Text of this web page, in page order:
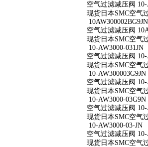
空气过滤减压阀 10-
现货日本SMC空气
10AW300002BG9JN
空气过滤减压阀
现货日本SMC空气
10-AW3000-031JN
空气过滤减压阀 10-
现货日本SMC空气
10-AW300003G9JN
空气过滤减压阀 10-
现货日本SMC空气
10-AW3000-03G9N
空气过滤减压阀 10-
现货日本SMC空气
10-AW3000-03-JN
空气过滤减压阀 10-
现货日本SMC空气